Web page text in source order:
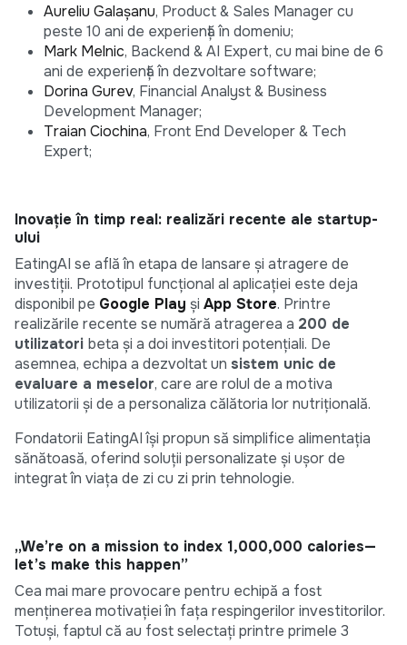
Aureliu Galașanu, Product & Sales Manager cu
peste 10 ani de experiență în domeniu;
Mark Melnic, Backend & AI Expert, cu mai bine de 6
ani de experiență în dezvoltare software;
Dorina Gurev, Financial Analyst & Business
Development Manager;
Traian Ciochina, Front End Developer & Tech
Expert;
Inovație în timp real: realizări recente ale startup-
ului
EatingAI se află în etapa de lansare și atragere de
investiții. Prototipul funcțional al aplicației este deja
disponibil pe Google Play și App Store. Printre
realizările recente se numără atragerea a 200 de
utilizatori beta și a doi investitori potențiali. De
asemnea, echipa a dezvoltat un sistem unic de
evaluare a meselor, care are rolul de a motiva
utilizatorii și de a personaliza călătoria lor nutrițională.
Fondatorii EatingAI își propun să simplifice alimentația
sănătoasă, oferind soluții personalizate și ușor de
integrat în viața de zi cu zi prin tehnologie.
„We’re on a mission to index 1,000,000 calories—
let’s make this happen”
Cea mai mare provocare pentru echipă a fost
menținerea motivației în fața respingerilor investitorilor.
Totuși, faptul că au fost selectați printre primele 3